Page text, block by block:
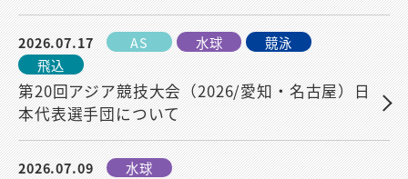
2026.07.17 AS 水球
競泳
飛込
第20回アジア競技大会（2026/愛知・名古屋）日
本代表選手団について
2026.07.09 水球